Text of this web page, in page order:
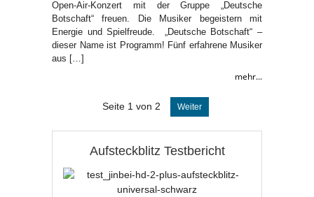
Open-Air-Konzert mit der Gruppe „Deutsche
Botschaft“ freuen. Die Musiker begeistern mit
Energie und Spielfreude. „Deutsche Botschaft“ –
dieser Name ist Programm! Fünf erfahrene Musiker
aus […]
mehr...
Seite 1 von 2 Weiter
Aufsteckblitz Testbericht